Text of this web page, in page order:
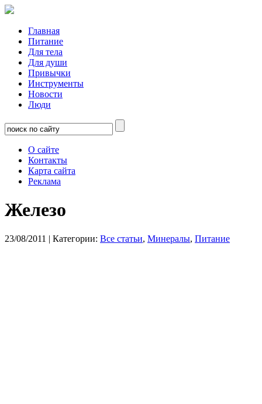
Главная
Питание
Для тела
Для души
Привычки
Инструменты
Новости
Люди
О сайте
Контакты
Карта сайта
Реклама
Железо
23/08/2011 | Категории: Все статьи, Минералы, Питание